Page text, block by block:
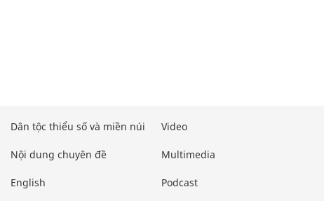
Dân tộc thiểu số và miền núi
Nội dung chuyên đề
English
Video
Multimedia
Podcast